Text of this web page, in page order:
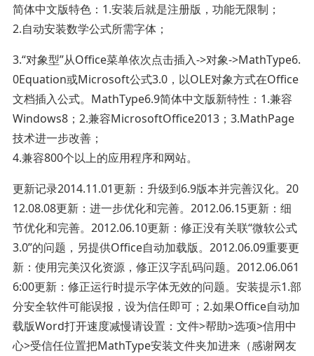
简体中文版特色：1.安装后就是注册版，功能无限制；
2.自动安装数学公式所需字体；
3.“对象型”从Office菜单依次点击插入->对象->MathType6.
0Equation或Microsoft公式3.0，以OLE对象方式在Office
文档插入公式。MathType6.9简体中文版新特性：1.兼容
Windows8；2.兼容MicrosoftOffice2013；3.MathPage
技术进一步改善；
4.兼容800个以上的应用程序和网站。
更新记录2014.11.01更新：升级到6.9版本并完善汉化。20
12.08.08更新：进一步优化和完善。2012.06.15更新：细
节优化和完善。2012.06.10更新：修正没有关联“微软公式
3.0”的问题，另提供Office自动加载版。2012.06.09重要更
新：使用完美汉化资源，修正汉字乱码问题。2012.06.061
6:00更新：修正运行时提示字体无效的问题。安装提示1.部
分安全软件可能误报，设为信任即可；2.如果Office自动加
载版Word打开速度减慢请设置：文件>帮助>选项>信用中
心>受信任位置把MathType安装文件夹加进来（感谢网友